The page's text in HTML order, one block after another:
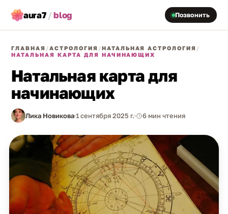
aura7 /blog Позвонить
ГЛАВНАЯ /АСТРОЛОГИЯ /НАТАЛЬНАЯ АСТРОЛОГИЯ /
НАТАЛЬНАЯ КАРТА ДЛЯ НАЧИНАЮЩИХ
Натальная карта для
начинающих
Лика Новикова1 сентября 2025 г. 6 мин чтения